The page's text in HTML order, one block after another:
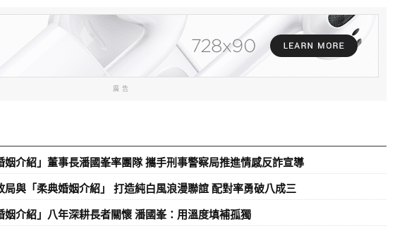
廣告
介紹」董事長潘國峯率團隊 攜手刑事警察局推進情感反詐宣導
與「柔典婚姻介紹」 打造純白風浪漫聯誼 配對率勇破八成三
介紹」八年深耕長者關懷 潘國峯：用溫度填補孤獨